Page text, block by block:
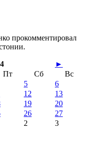
прокомментировал
►
Пт Сб
Вс
5
6
12
13
19
20
26
27
2 3